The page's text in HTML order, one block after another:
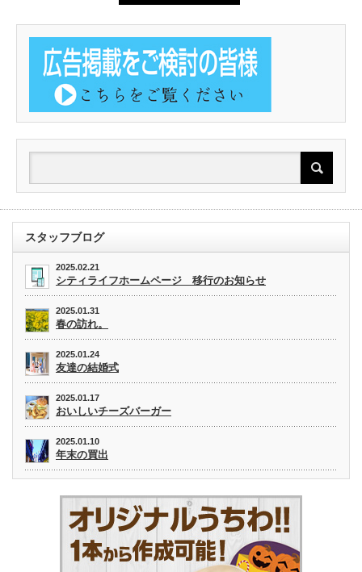
スタッフブログ
2025.02.21
シティライフホームページ 移行のお知らせ
2025.01.31
春の訪れ。
2025.01.24
友達の結婚式
2025.01.17
おいしいチーズバーガー
2025.01.10
年末の買出